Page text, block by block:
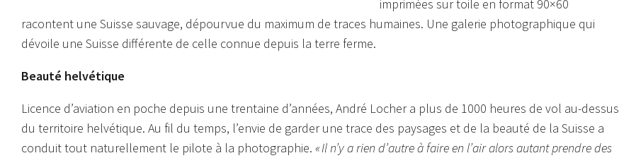
imprimées sur toile en format 90×60
racontent une Suisse sauvage, dépourvue du maximum de traces humaines. Une galerie photographique qui
dévoile une Suisse différente de celle connue depuis la terre ferme.
Beauté helvétique
Licence d’aviation en poche depuis une trentaine d’années, André Locher a plus de 1000 heures de vol au-dessus
du territoire helvétique. Au fil du temps, l’envie de garder une trace des paysages et de la beauté de la Suisse a
conduit tout naturellement le pilote à la photographie. « Il n’y a rien d’autre à faire en l’air alors autant prendre des